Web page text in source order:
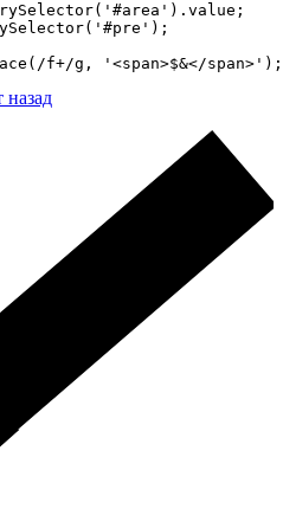
f+/g, '<span>$&</span>');
назад